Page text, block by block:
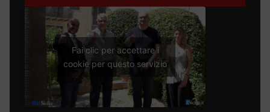
Fai clic per accettare i
cookie per questo servizio